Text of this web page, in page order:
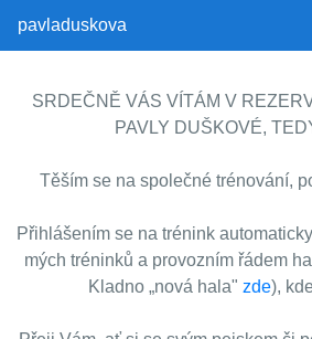
pavladuskova
SRDEČNĚ VÁS VÍTÁM V
PAVLY DUŠKOVÉ,
Těším se na společné trénování,
Přihlášením se na trénink
mých tréninků a provozním řádem
Kladno „nová hala" zde),